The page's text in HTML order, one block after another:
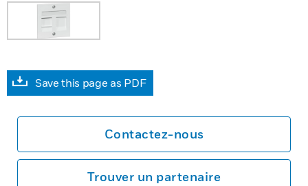
Save this page as PDF
Contactez-nous
Trouver un partenaire